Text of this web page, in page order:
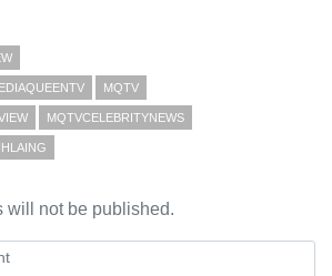
MQTV
MQTVCELEBRITYNEWS
will not be published.